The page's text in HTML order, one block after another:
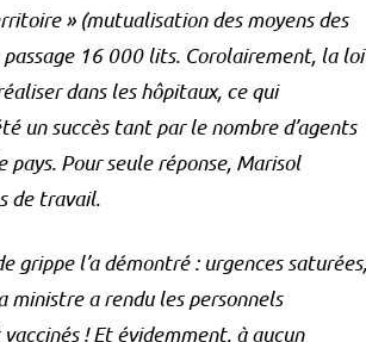
» (mutualisation des moyens des
16 000 lits. Corolairement, la loi
dans les hôpitaux, ce qui
un succès tant par le nombre d’agents
Pour seule réponse, Marisol
de travail.
grippe l’a démontré : urgences saturées,
ministre a rendu les personnels
! Et évidemment, à aucun